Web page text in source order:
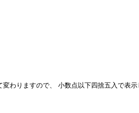
わりますので、 小数点以下四捨五入で表示